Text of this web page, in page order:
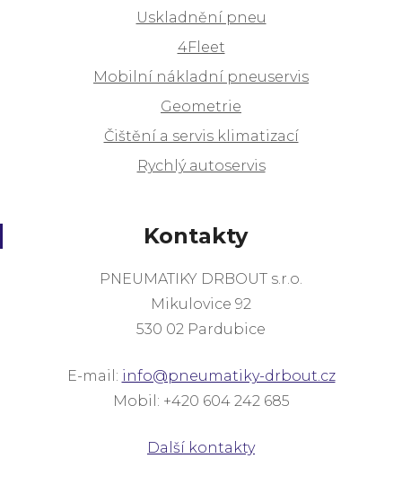
Uskladnění pneu
4Fleet
Mobilní nákladní pneuservis
Geometrie
Čištění a servis klimatizací
Rychlý autoservis
Kontakty
PNEUMATIKY DRBOUT s.r.o.
Mikulovice 92
530 02 Pardubice
E-mail: info@pneumatiky-drbout.cz
Mobil: +420 604 242 685
Další kontakty